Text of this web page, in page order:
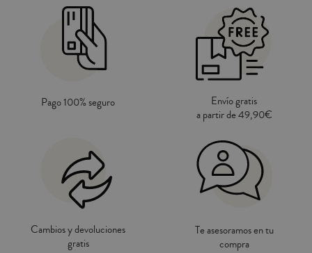
Pago 100% seguro
Envío gratis
a partir de 49,90€
Cambios y devoluciones
gratis
Te asesoramos en tu
compra